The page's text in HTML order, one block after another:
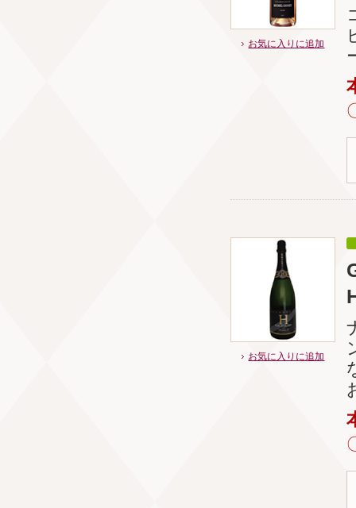
お気に入りに追加
お気に入りに追加